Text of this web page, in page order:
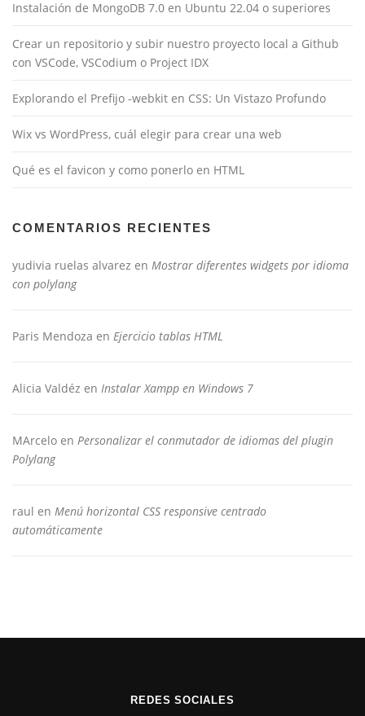
Instalación de MongoDB 7.0 en Ubuntu 22.04 o superiores
Crear un repositorio y subir nuestro proyecto local a Github
con VSCode, VSCodium o Project IDX
Explorando el Prefijo -webkit en CSS: Un Vistazo Profundo
Wix vs WordPress, cuál elegir para crear una web
Qué es el favicon y como ponerlo en HTML
COMENTARIOS RECIENTES
yudivia ruelas alvarez en Mostrar diferentes widgets por idioma
con polylang
Paris Mendoza en Ejercicio tablas HTML
Alicia Valdéz en Instalar Xampp en Windows 7
MArcelo en Personalizar el conmutador de idiomas del plugin
Polylang
raul en Menú horizontal CSS responsive centrado
automáticamente
REDES SOCIALES